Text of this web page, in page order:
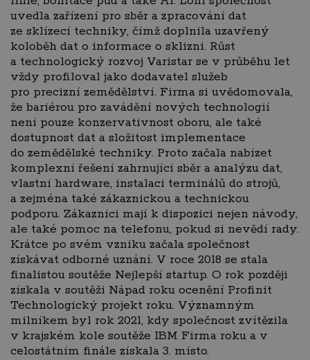
uvedla zařízení pro sběr a zpracování dat
ze sklízecí techniky, čímž doplnila uzavřený
koloběh dat o informace o sklizni. Růst
a technologický rozvoj Varistar se v průběhu let
vždy profiloval jako dodavatel služeb
pro precizní zemědělství. Firma si uvědomovala,
že bariérou pro zavádění nových technologií
není pouze konzervativnost oboru, ale také
dostupnost dat a složitost implementace
do zemědělské techniky. Proto začala nabízet
komplexní řešení zahrnující sběr a analýzu dat,
vlastní hardware, instalaci terminálů do strojů,
a zejména také zákaznickou a technickou
podporu. Zákazníci mají k dispozici nejen návody,
ale také pomoc na telefonu, pokud si nevědí rady.
Krátce po svém vzniku začala společnost
získávat odborné uznání. V roce 2018 se stala
finalistou soutěže Nejlepší startup. O rok později
získala v soutěži Nápad roku ocenění Profinit
Technologický projekt roku. Významným
milníkem byl rok 2021, kdy společnost zvítězila
v krajském kole soutěže IBM Firma roku a v
celostátním finále získala 3. místo.